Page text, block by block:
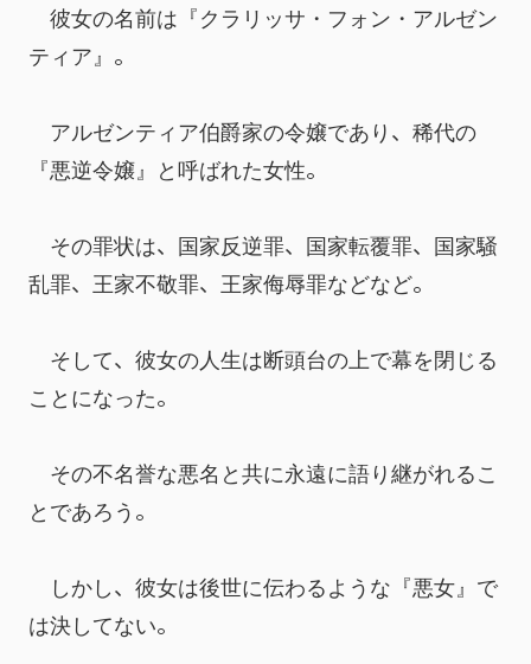
彼女の名前は『クラリッサ・フォン・アルゼン
ティア』。
アルゼンティア伯爵家の令嬢であり、稀代の
『悪逆令嬢』と呼ばれた女性。
その罪状は、国家反逆罪、国家転覆罪、国家騒
乱罪、王家不敬罪、王家侮辱罪などなど。
そして、彼女の人生は断頭台の上で幕を閉じる
ことになった。
その不名誉な悪名と共に永遠に語り継がれるこ
とであろう。
しかし、彼女は後世に伝わるような『悪女』で
は決してない。